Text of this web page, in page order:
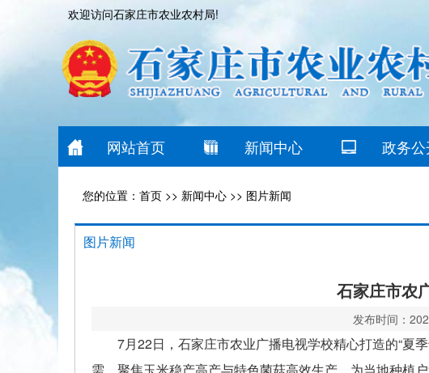
欢迎访问石家庄市农业农村局!
网站首页 新闻中心 政务
您的位置： 首页 >> 新闻中心 >> 图片新闻
图片新闻
石家庄市农
发布时间：
7月22日，石家庄市农业广播电视学校精心打造的“夏